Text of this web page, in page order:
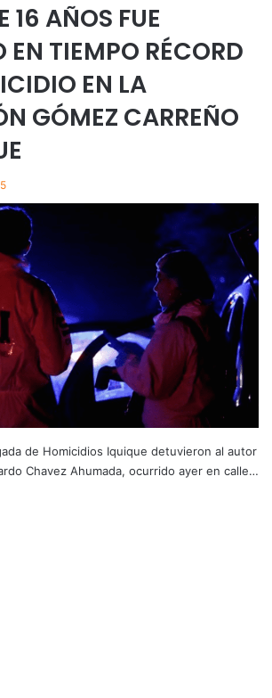
16 AÑOS FUE
EN TIEMPO RÉCORD
EN LA
GÓMEZ CARREÑO
de Homicidios Iquique detuvieron al autor
Chavez Ahumada, ocurrido ayer en calle…